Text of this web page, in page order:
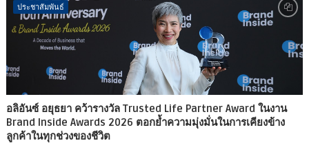
ประชาสัมพันธ์
อลิอันซ์ อยุธยา คว้ารางวัล Trusted Life Partner Award ในงาน
Brand Inside Awards 2026 ตอกย้ำความมุ่งมั่นในการเคียงข้าง
ลูกค้าในทุกช่วงของชีวิต